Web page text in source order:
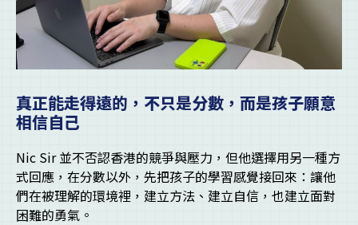
真正能走得遠的，不只是分數，而是孩子願意
相信自己
Nic Sir 並不否認香港的競爭與壓力，但他選擇用另一種方
式回應，在分數以外，先把孩子的學習感覺接回來：讓他
們在被理解的環境裡，建立方法、建立自信，也建立面對
困難的勇氣。